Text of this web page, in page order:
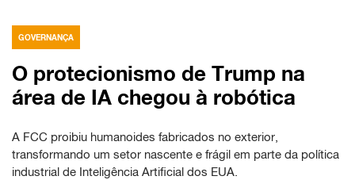
GOVERNANÇA
O protecionismo de Trump na
área de IA chegou à robótica
A FCC proibiu humanoides fabricados no exterior,
transformando um setor nascente e frágil em parte da política
industrial de Inteligência Artificial dos EUA.